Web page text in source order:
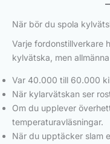
När bör du spola
Varje fordonstillverkare
kylvätska, men
Var 40.000 till 60.000
När kylarvätskan ser
Om du upplever
temperaturavläsningar.
När du upptäcker slam